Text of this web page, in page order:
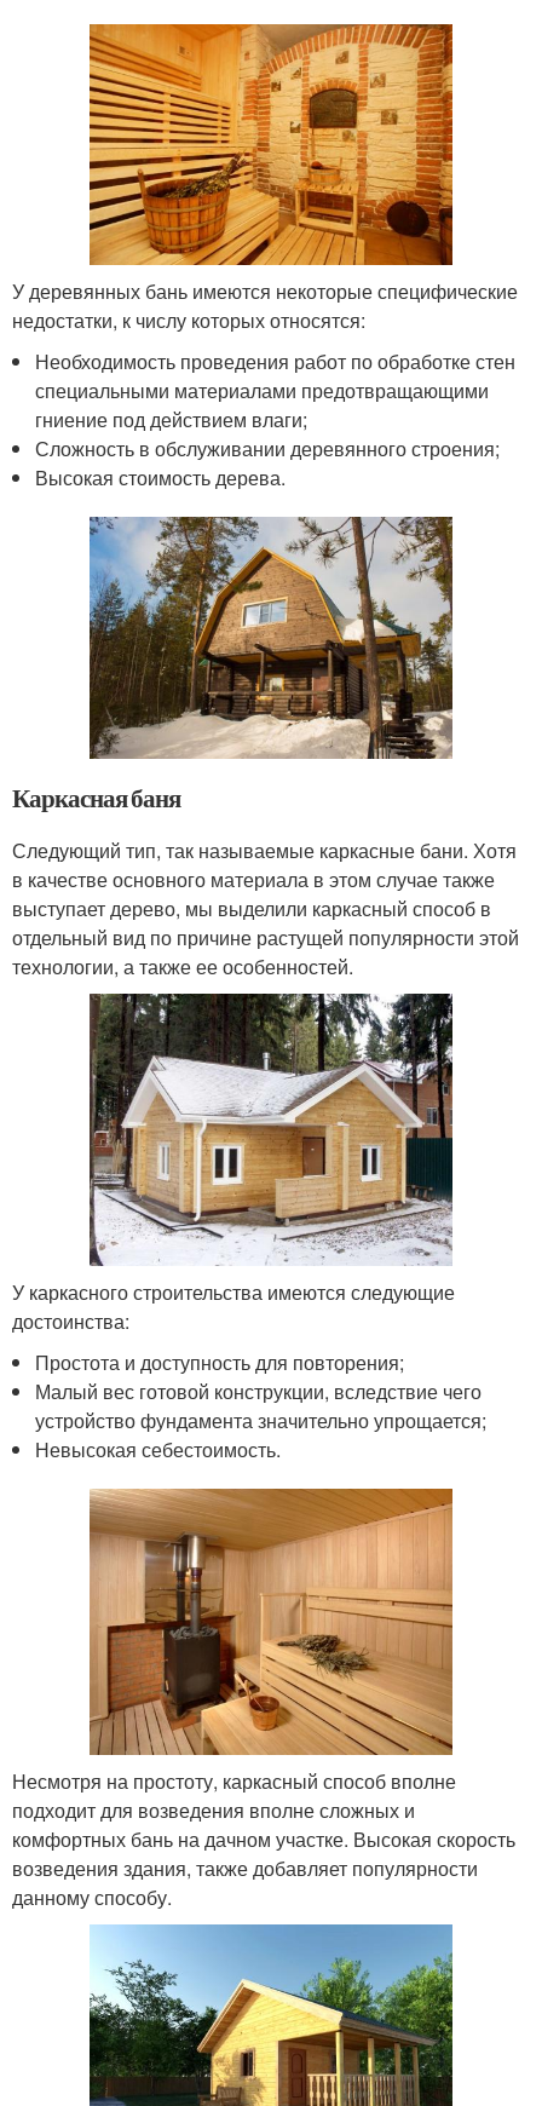
У деревянных бань имеются некоторые специфические
недостатки, к числу которых относятся:
Необходимость проведения работ по обработке стен
специальными материалами предотвращающими
гниение под действием влаги;
Сложность в обслуживании деревянного строения;
Высокая стоимость дерева.
Каркасная баня
Следующий тип, так называемые каркасные бани. Хотя
в качестве основного материала в этом случае также
выступает дерево, мы выделили каркасный способ в
отдельный вид по причине растущей популярности этой
технологии, а также ее особенностей.
У каркасного строительства имеются следующие
достоинства:
Простота и доступность для повторения;
Малый вес готовой конструкции, вследствие чего
устройство фундамента значительно упрощается;
Невысокая себестоимость.
Несмотря на простоту, каркасный способ вполне
подходит для возведения вполне сложных и
комфортных бань на дачном участке. Высокая скорость
возведения здания, также добавляет популярности
данному способу.